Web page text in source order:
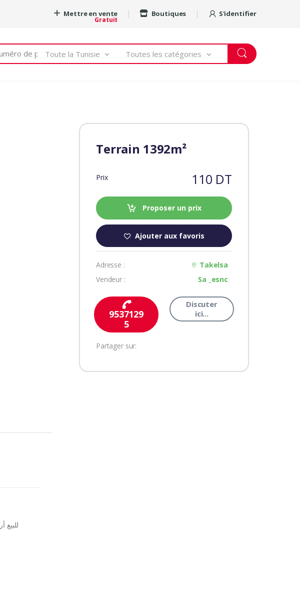
Mettre en vente
Gratuit
Boutiques S'identifier
Toute la Tunisie Toutes les catégories
Terrain 1392m²
Prix 110 DT
Proposer un prix
Ajouter aux favoris
Adresse :
Takelsa
Vendeur :
Sa _esnc
9537129
5
Discuter
ici...
Partager sur: